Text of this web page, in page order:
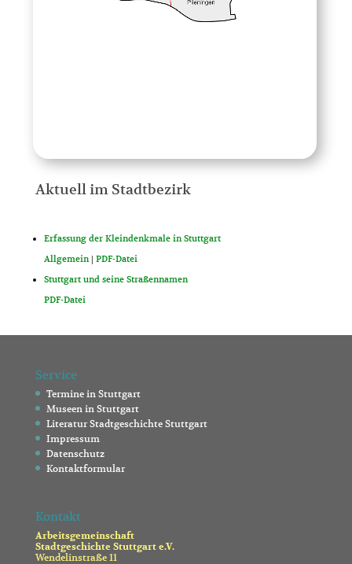
Aktuell im Stadtbezirk
Erfassung der Kleindenkmale in Stuttgart
Allgemein| PDF-Datei
Stuttgart und seine Straßennamen
PDF-Datei
Service
Termine in Stuttgart
Museen in Stuttgart
Literatur Stadtgeschichte Stuttgart
Impressum
Datenschutz
Kontaktformular
Kontakt
Arbeitsgemeinschaft
Stadtgeschichte Stuttgart e.V.
Wendelinstraße 11